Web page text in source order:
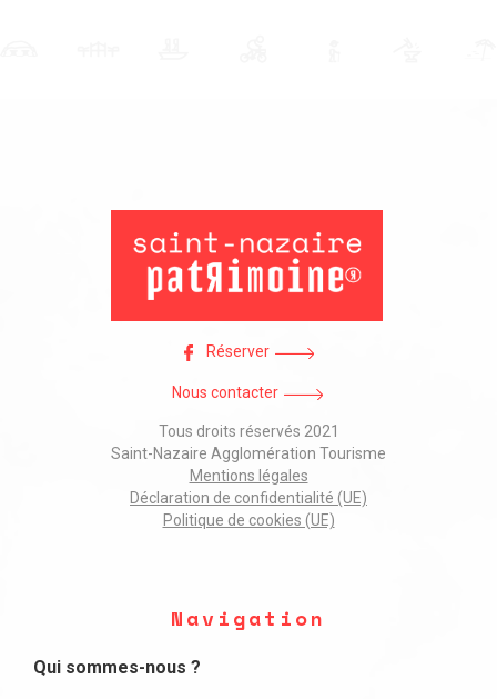
Réserver
Nous contacter
Tous droits réservés 2021
Saint-Nazaire Agglomération Tourisme
Mentions légales
Déclaration de confidentialité (UE)
Politique de cookies (UE)
Navigation
Qui sommes-nous ?